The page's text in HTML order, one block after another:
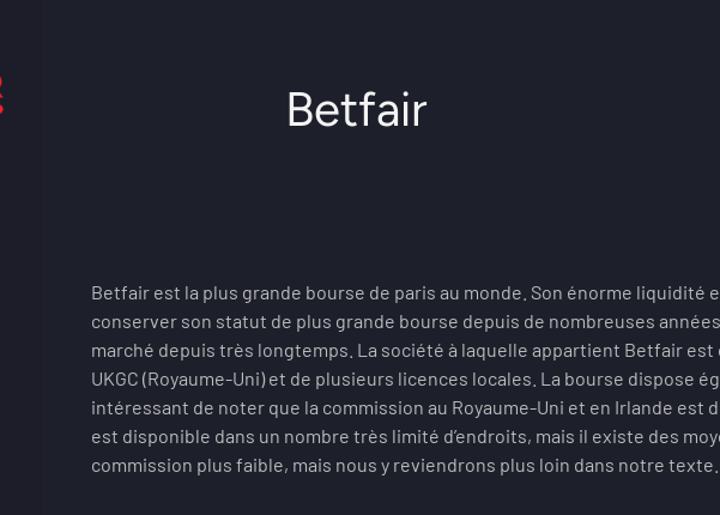
Betfair
Betfair est la plus grande bourse de paris au monde. Son énorme
conserver son statut de plus grande bourse depuis de nombreuses
marché depuis très longtemps. La société à laquelle appartient Betfair
UKGC (Royaume-Uni) et de plusieurs licences locales. La bourse dispose
intéressant de noter que la commission au Royaume-Uni et en Irlande est
est disponible dans un nombre très limité d’endroits, mais il existe des
commission plus faible, mais nous y reviendrons plus loin dans notre texte.